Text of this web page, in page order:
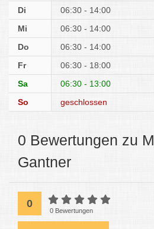
Di
06:30 - 14:00
Mi
06:30 - 14:00
Do
06:30 - 14:00
Fr
06:30 - 18:00
Sa
06:30 - 13:00
So
geschlossen
0 Bewertungen zu
Gantner
0
0 Bewertungen